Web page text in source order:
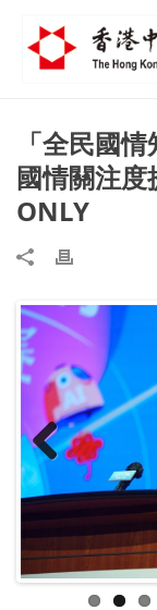
「全民國
國情關注度
ONLY
Previ
ous